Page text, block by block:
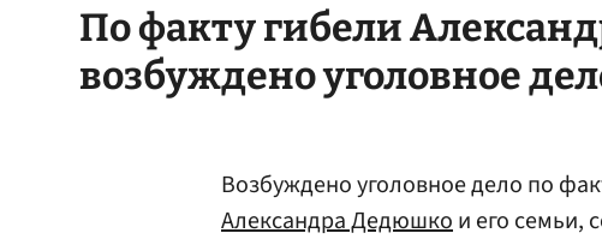
По факту гибели
возбуждено уголовное
Возбуждено уголовное дело по
Александра Дедюшкои его семьи,